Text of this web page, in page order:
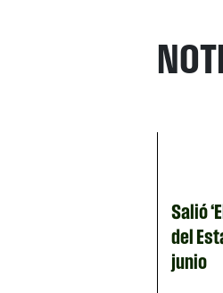
Salió
del
junio